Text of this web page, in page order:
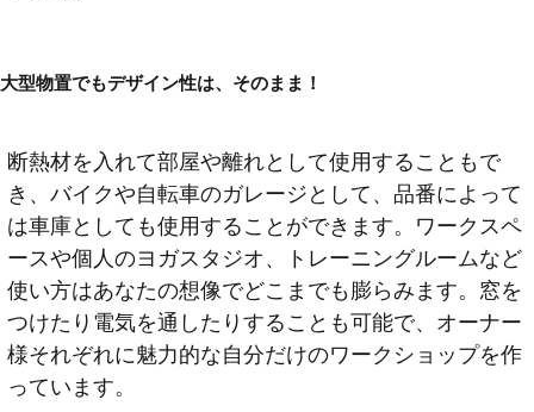
大型物置でもデザイン性は、そのまま！
断熱材を入れて部屋や離れとして使用することもで
き、バイクや自転車のガレージとして、品番によって
は車庫としても使用することができます。ワークスペ
ースや個人のヨガスタジオ、トレーニングルームなど
使い方はあなたの想像でどこまでも膨らみます。窓を
つけたり電気を通したりすることも可能で、オーナー
様それぞれに魅力的な自分だけのワークショップを作
っています。